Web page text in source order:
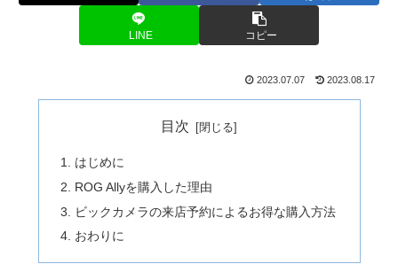
LINE コピー
2023.07.07 2023.08.17
目次
はじめに
ROG Allyを購入した理由
ビックカメラの来店予約によるお得な購入方法
おわりに